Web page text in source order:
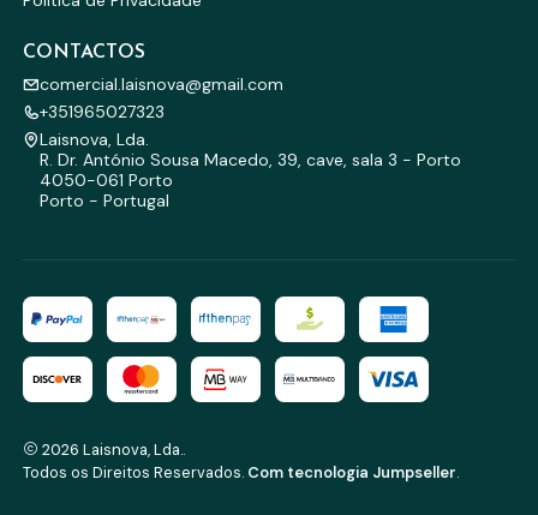
CONTACTOS
comercial.laisnova@gmail.com
+351965027323
Laisnova, Lda.
R. Dr. António Sousa Macedo, 39, cave, sala 3 - Porto
4050-061 Porto
Porto - Portugal
2026 Laisnova, Lda..
Todos os Direitos Reservados. Com tecnologia Jumpseller.